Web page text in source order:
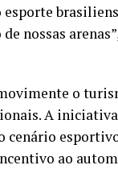
nossas
o
A
ao